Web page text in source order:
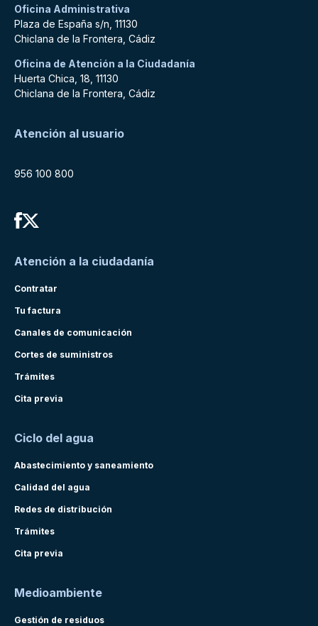
Oficina Administrativa
Plaza de España s/n, 11130
Chiclana de la Frontera, Cádiz
Oficina de Atención a la Ciudadanía
Huerta Chica, 18, 11130
Chiclana de la Frontera, Cádiz
Atención al usuario
956 100 800
Atención a la ciudadanía
Contratar
Tu factura
Canales de comunicación
Cortes de suministros
Trámites
Cita previa
Ciclo del agua
Abastecimiento y saneamiento
Calidad del agua
Redes de distribución
Trámites
Cita previa
Medioambiente
Gestión de residuos